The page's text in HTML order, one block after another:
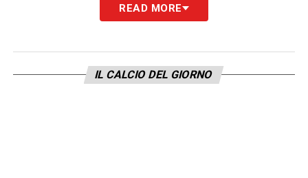
READ MORE
IL CALCIO DEL GIORNO